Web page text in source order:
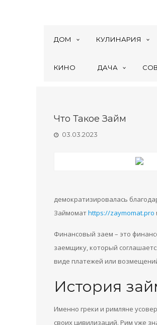
ДОМ КУЛИНАРИЯ
КИНО ДАЧА
Что Такое Займ
03.03.2023
демократизировалась
Займоматhttps://zaymomat.pro
Финансовый заем – это
заемщику, который
виде платежей или
История
Именно греки и римляне
своих цивилизаций. Рим уже